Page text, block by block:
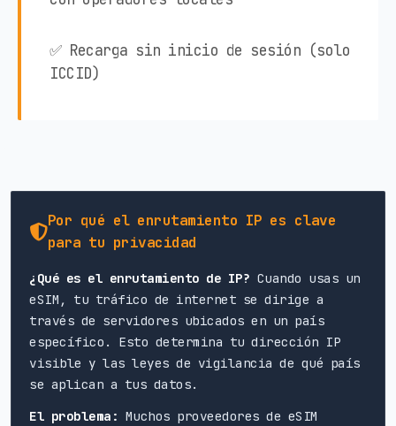
✅ Recarga sin inicio de sesión (solo
ICCID)
Por qué el enrutamiento IP es clave
para tu privacidad
¿Qué es el enrutamiento de IP? Cuando usas un
eSIM, tu tráfico de internet se dirige a
través de servidores ubicados en un país
específico. Esto determina tu dirección IP
visible y las leyes de vigilancia de qué país
se aplican a tus datos.
El problema: Muchos proveedores de eSIM